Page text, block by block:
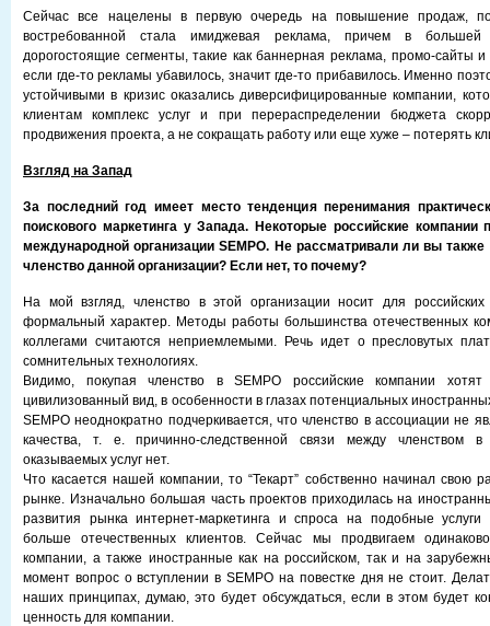
Сейчас все нацелены в первую очередь на повышение продаж,
востребованной стала имиджевая реклама, причем в большей
дорогостоящие сегменты, такие как баннерная реклама, промо-сайты и
если где-то рекламы убавилось, значит где-то прибавилось. Именно
устойчивыми в кризис оказались диверсифицированные компании,
клиентам комплекс услуг и при перераспределении бюджета
продвижения проекта, а не сокращать работу или еще хуже – потерять
Взгляд на Запад
За последний год имеет место тенденция перенимания
поискового маркетинга у Запада. Некоторые российские компании
международной организации SEMPO. Не рассматривали ли вы также
членство данной организации? Если нет, то почему?
На мой взгляд, членство в этой организации носит для российских
формальный характер. Методы работы большинства отечественных
коллегами считаются неприемлемыми. Речь идет о пресловутых
сомнительных технологиях.
Видимо, покупая членство в SEMPO российские компании
цивилизованный вид, в особенности в глазах потенциальных
SEMPO неоднократно подчеркивается, что членство в ассоциации не
качества, т. е. причинно-следственной связи между членством
оказываемых услуг нет.
Что касается нашей компании, то “Текарт” собственно начинал свою
рынке. Изначально большая часть проектов приходилась на
развития рынка интернет-маркетинга и спроса на подобные услуги
больше отечественных клиентов. Сейчас мы продвигаем
компании, а также иностранные как на российском, так и на
момент вопрос о вступлении в SEMPO на повестке дня не стоит.
наших принципах, думаю, это будет обсуждаться, если в этом будет
ценность для компании.